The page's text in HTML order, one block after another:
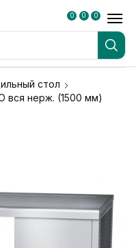
0 0 0
стол
нерж. (1500 мм)